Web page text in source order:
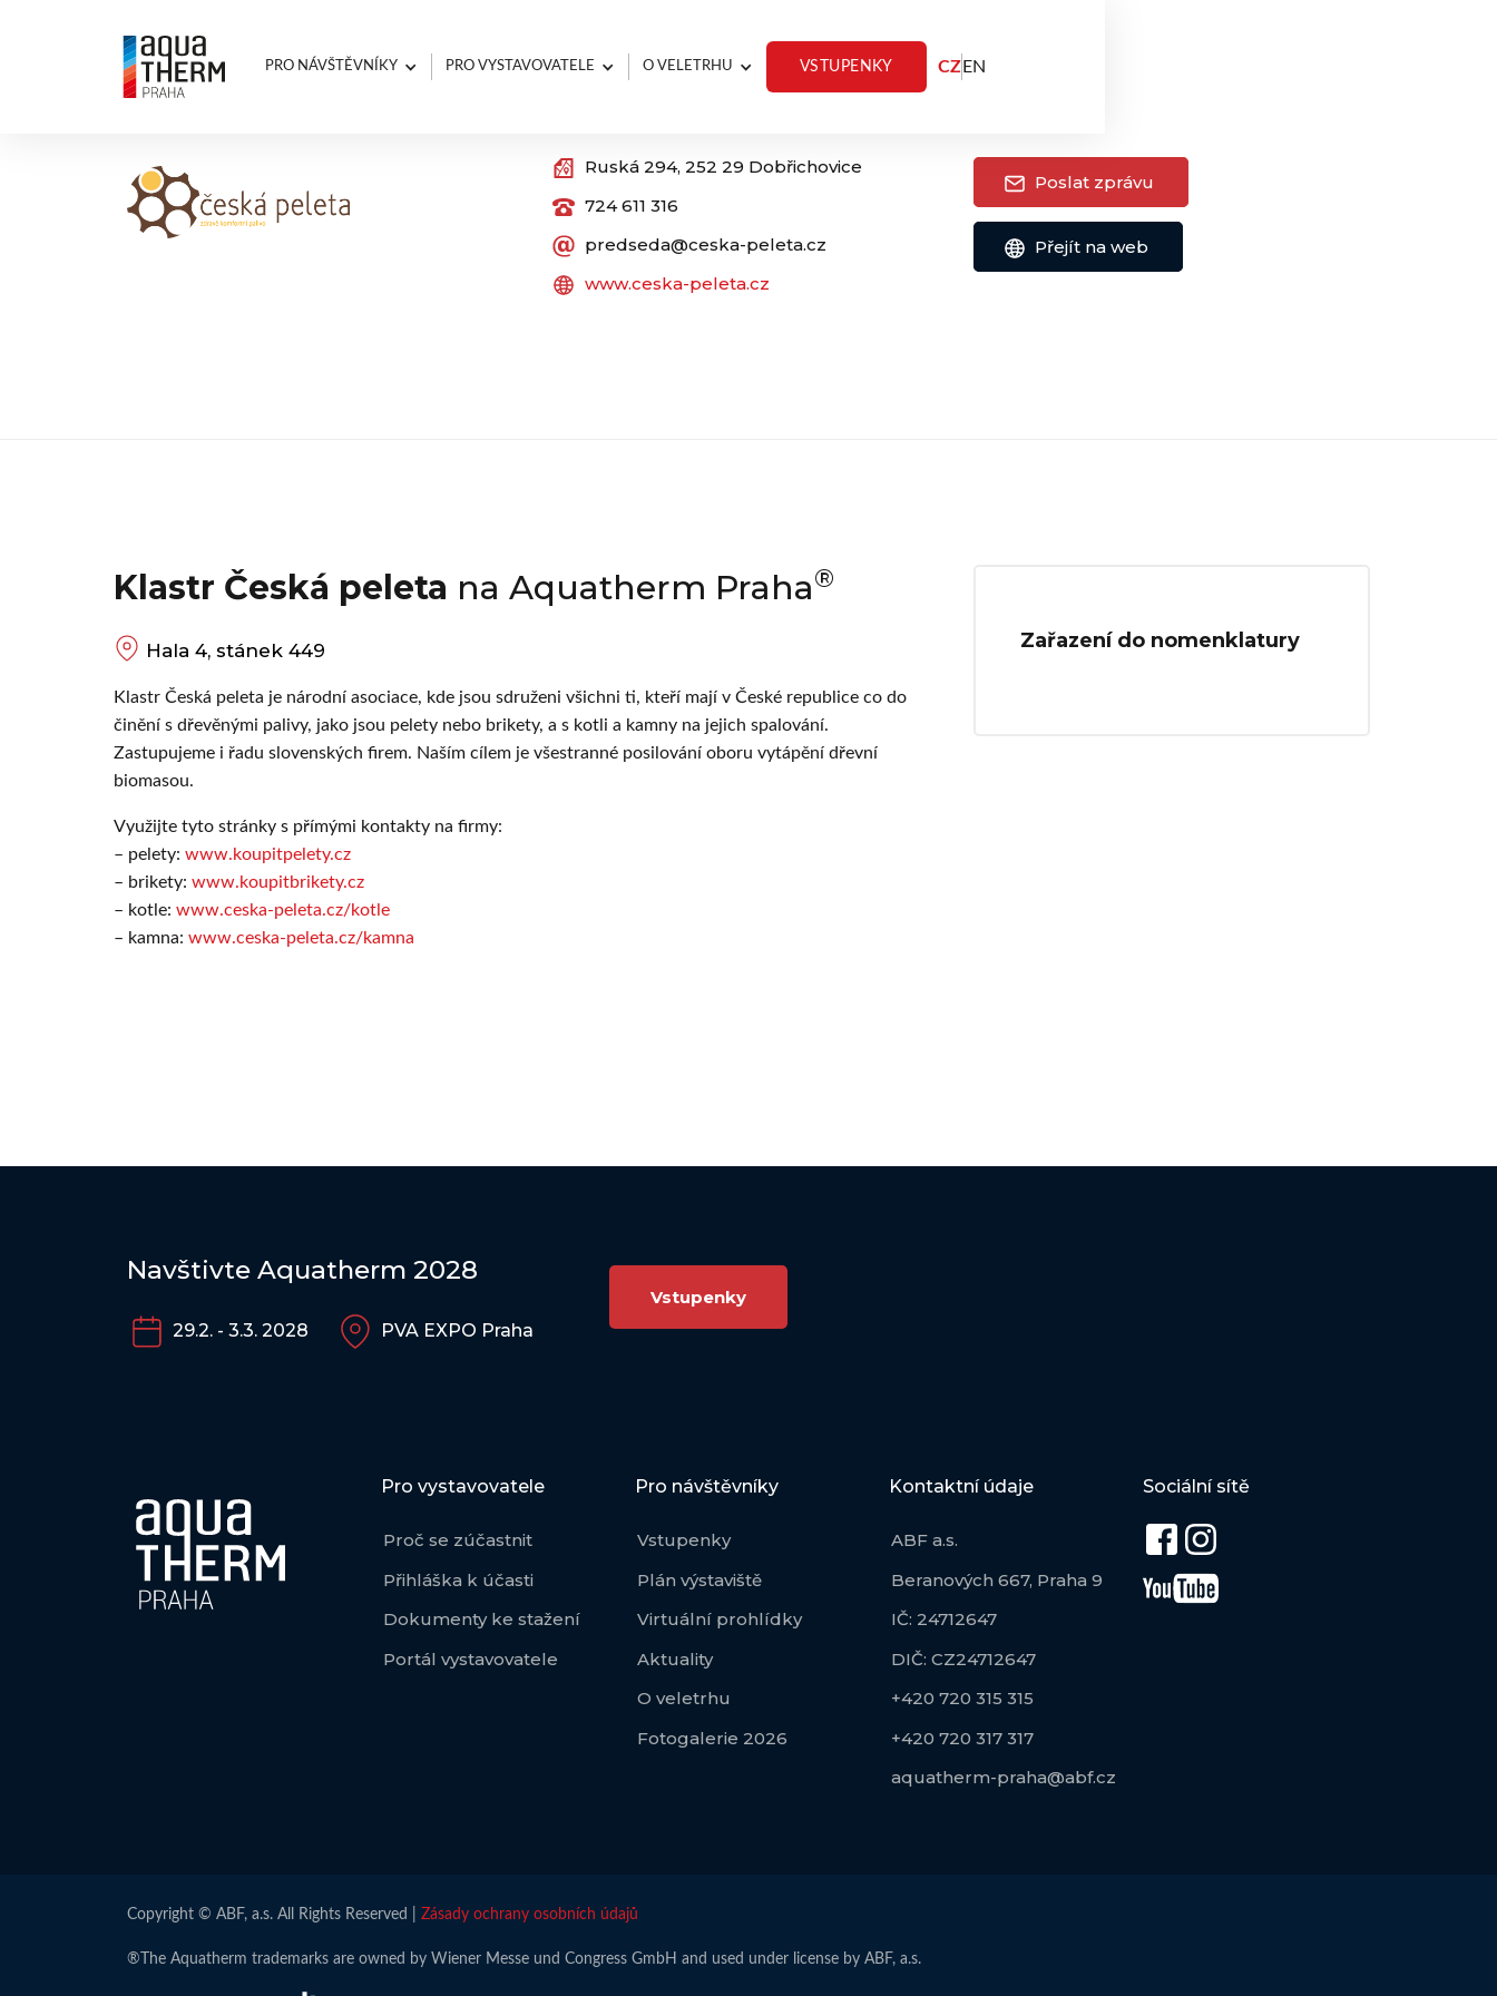
PRO NÁVŠTĚVNÍKY PRO VYSTAVOVATELE O VELETRHU VSTUPENKY CZEN
Ruská 294, 252 29 Dobřichovice
724 611 316
predseda@ceska-peleta.cz
www.ceska-peleta.cz
Poslat zprávu
Přejít na web
Klastr Česká peleta na Aquatherm Praha®
Hala 4, stánek 449
Klastr Česká peleta je národní asociace, kde jsou sdruženi všichni ti, kteří mají v České republice co do
činění s dřevěnými palivy, jako jsou pelety nebo brikety, a s kotli a kamny na jejich spalování.
Zastupujeme i řadu slovenských firem. Naším cílem je všestranné posilování oboru vytápění dřevní
biomasou.
Využijte tyto stránky s přímými kontakty na firmy:
– pelety: www.koupitpelety.cz
– brikety: www.koupitbrikety.cz
– kotle: www.ceska-peleta.cz/kotle
– kamna: www.ceska-peleta.cz/kamna
Zařazení do nomenklatury
Navštivte Aquatherm 2028
29.2. - 3.3. 2028 PVA EXPO Praha
Vstupenky
Pro vystavovatele
Proč se zúčastnit
Přihláška k účasti
Dokumenty ke stažení
Portál vystavovatele
Pro návštěvníky
Vstupenky
Plán výstaviště
Virtuální prohlídky
Aktuality
O veletrhu
Fotogalerie 2026
Kontaktní údaje
ABF a.s.
Beranových 667, Praha 9
IČ: 24712647
DIČ: CZ24712647
+420 720 315 315
+420 720 317 317
aquatherm-praha@abf.cz
Sociální sítě
Copyright © ABF, a.s. All Rights Reserved | Zásady ochrany osobních údajů
®The Aquatherm trademarks are owned by Wiener Messe und Congress GmbH and used under license by ABF, a.s.